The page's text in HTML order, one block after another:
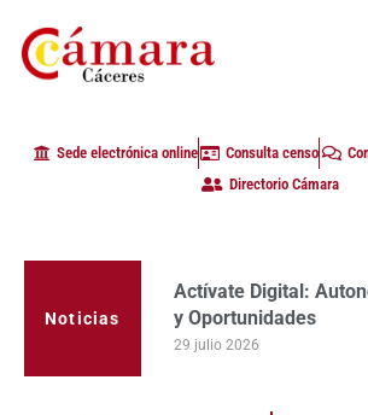
Sede electrónica online Consulta censo
Directorio Cámara
Noticias
Actívate Digital:
y Oportunidades
29 julio 2026
La Cámara de
clausura con alta
empresas en la